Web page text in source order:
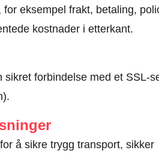
eksempel frakt, betaling,
kostnader i etterkant.
forbindelse med et SSL-
å sikre trygg transport, sikker